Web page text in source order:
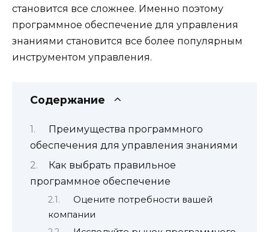
становится все сложнее. Именно поэтому
программное обеспечение для управления
знаниями становится все более популярным
инструментом управления.
Содержание
Преимущества программного
обеспечения для управления знаниями
Как выбрать правильное
программное обеспечение
Оцените потребности вашей
компании